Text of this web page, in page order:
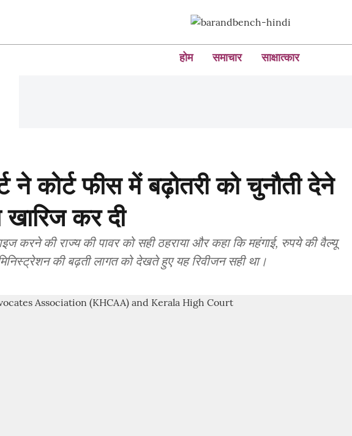
होम समाचार साक्षात्कार
ने कोर्ट फीस में बढ़ोतरी को चुनौती देने
खारिज कर दी
करने की राज्य की पावर को सही ठहराया और कहा कि महंगाई, रुपये की वैल्यू
की बढ़ती लागत को देखते हुए यह रिवीजन सही था।